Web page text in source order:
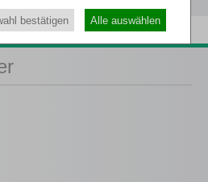
bestätigen Alle auswählen